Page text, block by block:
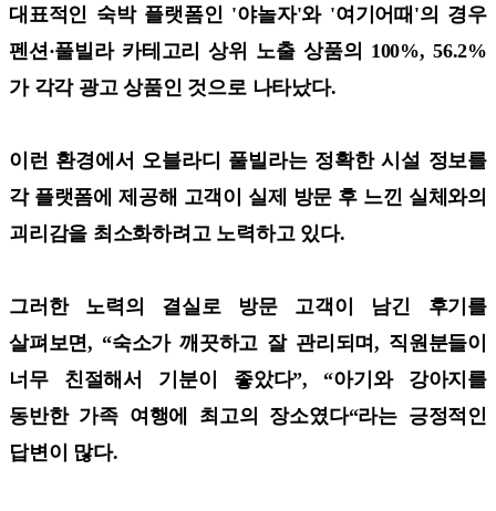
대표적인 숙박 플랫폼인 '야놀자'와 '여기어때'의 경우
펜션·풀빌라 카테고리 상위 노출 상품의 100%, 56.2%
가 각각 광고 상품인 것으로 나타났다.
이런 환경에서 오블라디 풀빌라는 정확한 시설 정보를
각 플랫폼에 제공해 고객이 실제 방문 후 느낀 실체와의
괴리감을 최소화하려고 노력하고 있다.
그러한 노력의 결실로 방문 고객이 남긴 후기를
살펴보면, “숙소가 깨끗하고 잘 관리되며, 직원분들이
너무 친절해서 기분이 좋았다”, “아기와 강아지를
동반한 가족 여행에 최고의 장소였다“라는 긍정적인
답변이 많다.